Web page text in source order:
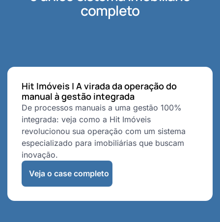
completo
Hit Imóveis | A virada da operação do
manual à gestão integrada
De processos manuais a uma gestão 100%
integrada: veja como a Hit Imóveis
revolucionou sua operação com um sistema
especializado para imobiliárias que buscam
inovação.
Veja o case completo